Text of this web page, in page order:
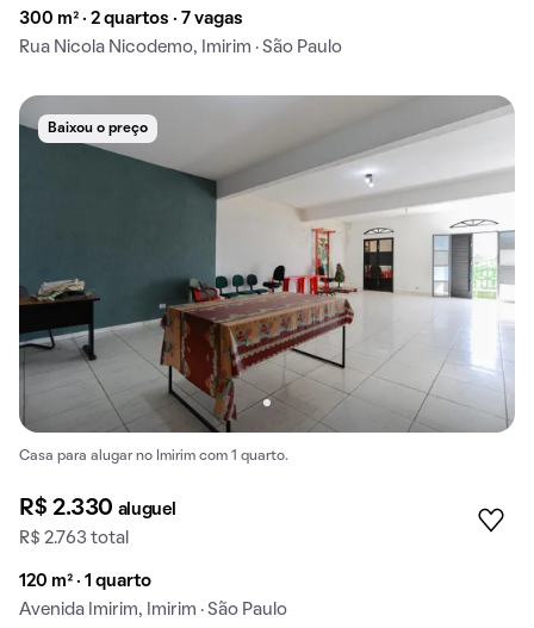
300 m² · 2 quartos · 7 vagas
Rua Nicola Nicodemo, Imirim · São Paulo
Baixou o preço
Casa para alugar no Imirim com 1 quarto.
R$ 2.330 aluguel
R$ 2.763 total
120 m² · 1 quarto
Avenida Imirim, Imirim · São Paulo